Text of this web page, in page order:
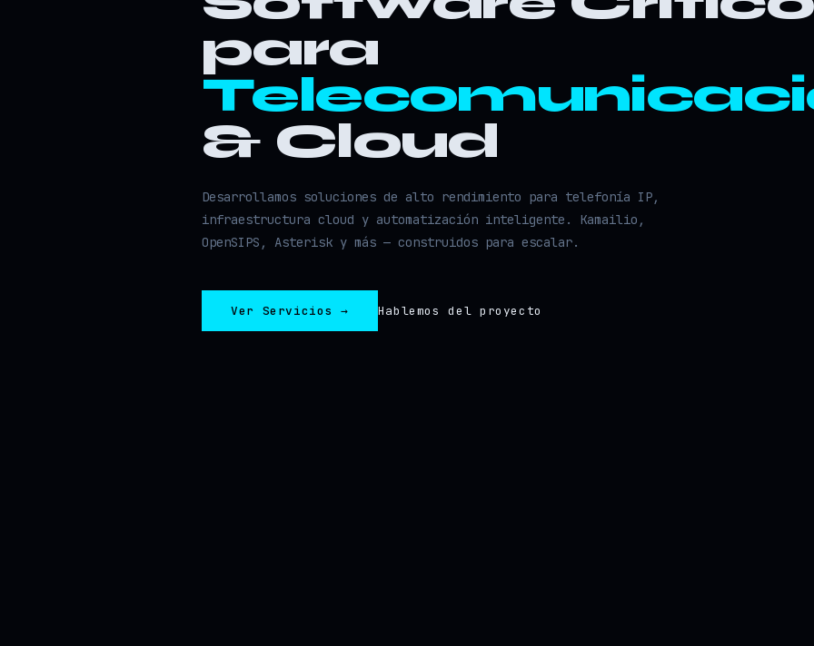
para
& Cloud
Desarrollamos soluciones de alto rendimiento para telefonía IP,
infraestructura cloud y automatización inteligente. Kamailio,
OpenSIPS, Asterisk y más — construidos para escalar.
Ver Servicios → Hablemos del proyecto